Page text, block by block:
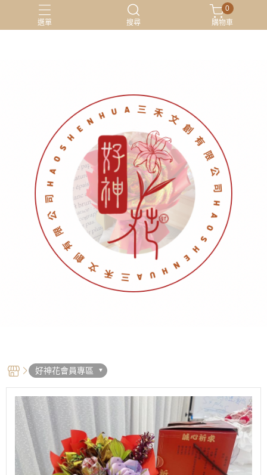
選單 搜尋
0
購物車
好神花會員專區